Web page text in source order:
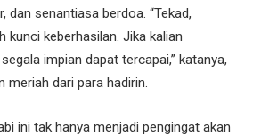
dan senantiasa berdoa. “Tekad,
kunci keberhasilan. Jika kalian
impian dapat tercapai,” katanya,
meriah dari para hadirin.
ini tak hanya menjadi pengingat akan